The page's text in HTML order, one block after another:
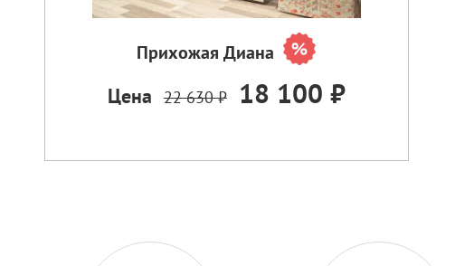
Прихожая Диана
Цена 22 630 ₽ 18 100 ₽